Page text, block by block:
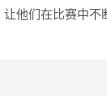
他们在比赛中不